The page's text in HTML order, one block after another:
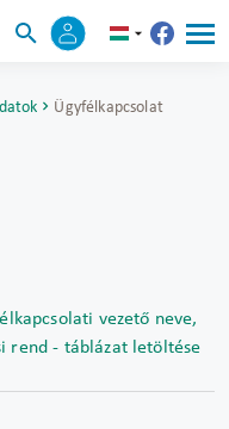
Ügyfélkapcsolat
vezető neve,
rend - táblázat letöltése